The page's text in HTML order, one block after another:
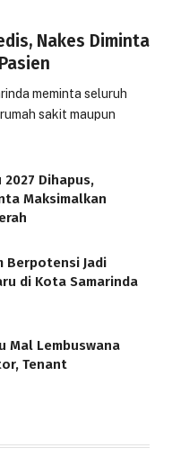
Nakes Diminta
meminta seluruh
sakit maupun
Dihapus,
Maksimalkan
Berpotensi Jadi
di Kota Samarinda
Mal Lembuswana
Tenant